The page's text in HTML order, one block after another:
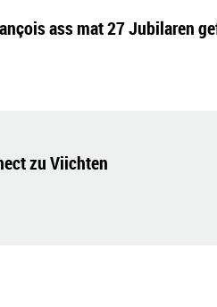
ass mat 27 Jubilaren
zu Viichten